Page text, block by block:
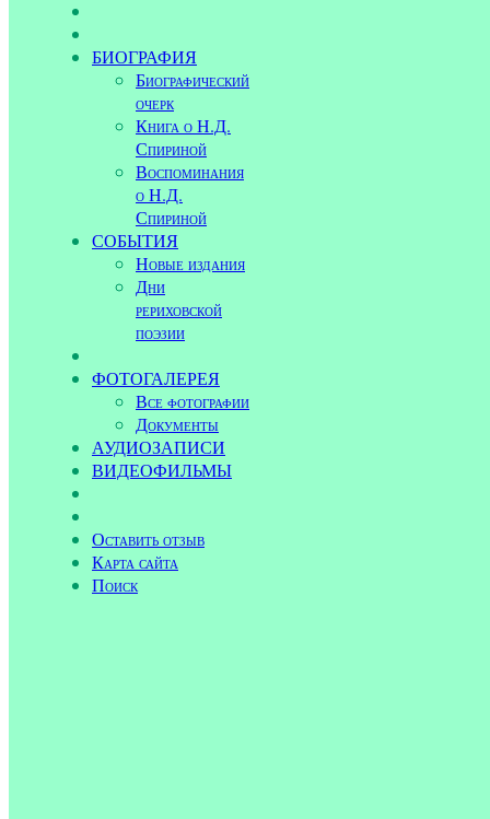
БИОГРАФИЯ
Биографический
очерк
Книга о Н.Д.
Спириной
Воспоминания
о Н.Д.
Спириной
СОБЫТИЯ
Новые издания
Дни
рериховской
поэзии
ФОТОГАЛЕРЕЯ
Все фотографии
Документы
АУДИОЗАПИСИ
ВИДЕОФИЛЬМЫ
Оставить отзыв
Карта сайта
Поиск